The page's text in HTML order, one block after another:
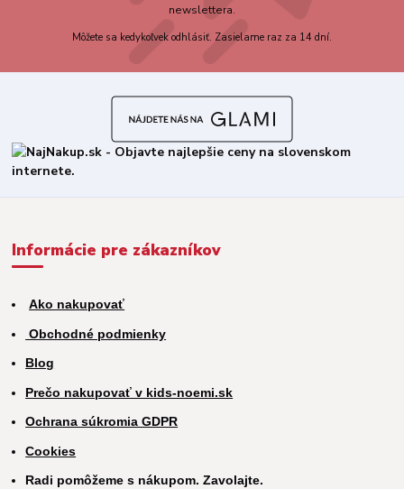
newslettera.
Môžete sa kedykoľvek odhlásiť. Zasielame raz za 14 dní.
Informácie pre zákazníkov
Ako nakupovať
Obchodné podmienky
Blog
Prečo nakupovať v kids-noemi.sk
Ochrana súkromia GDPR
Cookies
Radi pomôžeme s nákupom. Zavolajte.